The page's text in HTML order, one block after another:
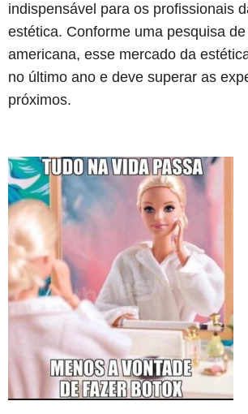
indispensável para os profissionais
estética. Conforme uma pesquisa
americana, esse mercado da
no último ano e deve superar as
próximos.